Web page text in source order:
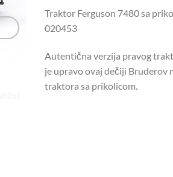
Traktor Ferguson 7480 sa
020453
Autentična verzija pravog
je upravo ovaj dečiji Bruderov
traktora sa prikolicom.